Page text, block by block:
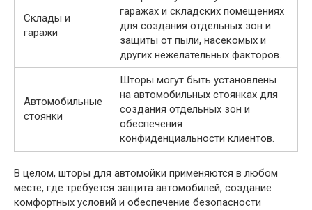
Склады и
гаражи
гаражах и складских помещениях
для создания отдельных зон и
защиты от пыли, насекомых и
других нежелательных факторов.
Автомобильные
стоянки
Шторы могут быть установлены
на автомобильных стоянках для
создания отдельных зон и
обеспечения
конфиденциальности клиентов.
В целом, шторы для автомойки применяются в любом
месте, где требуется защита автомобилей, создание
комфортных условий и обеспечение безопасности